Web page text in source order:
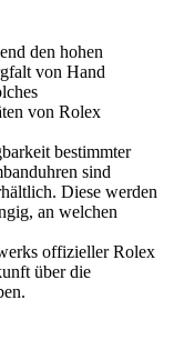
den hohen
von Hand
von Rolex
bestimmter
sind
Diese werden
an welchen
offiziellerRolex
über die